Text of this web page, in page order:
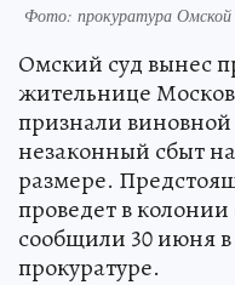
Фото: прокуратура Омской
Омский суд вынес
жительнице
признали
незаконный сбыт
размере.
проведет в
сообщили 30 июня
прокуратуре.